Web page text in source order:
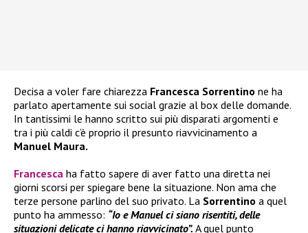
Decisa a voler fare chiarezza Francesca Sorrentino ne ha
parlato apertamente sui social grazie al box delle domande.
In tantissimi le hanno scritto sui più disparati argomenti e
tra i più caldi c’è proprio il presunto riavvicinamento a
Manuel Maura.
Francesca ha fatto sapere di aver fatto una diretta nei
giorni scorsi per spiegare bene la situazione. Non ama che
terze persone parlino del suo privato. La Sorrentino a quel
punto ha ammesso: “Io e Manuel ci siano risentiti, delle
situazioni delicate ci hanno riavvicinato”. A quel punto